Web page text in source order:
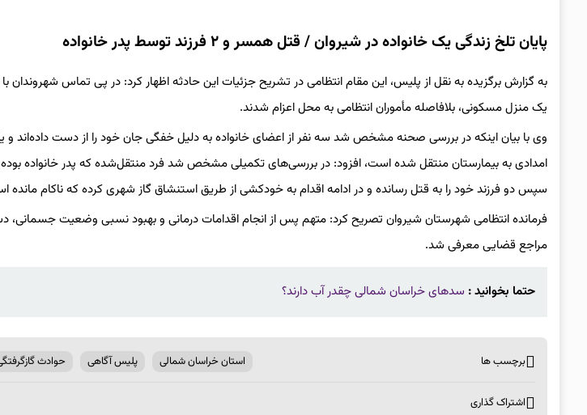
پایان تلخ زندگی یک خانواده در شیروان / قتل همسر و ۲ فرزند توسط پدر خانواده
یک منزل مسکونی، بلافاصله مأموران انتظامی به محل اعزام شدند.
وی با بیان اینکه در بررسی صحنه مشخص شد سه نفر از اعضای خانواده به دلیل خفگی جان خود را از دست داده‌اند
امدادی به بیمارستان منتقل شده است، افزود: در بررسی‌های تکمیلی مشخص شد فرد منتقل‌شده که پدر خانواده بوده،
سپس دو فرزند خود را به قتل رسانده و در ادامه اقدام به خودکشی از طریق استنشاق گاز شهری کرده که ناکام مانده
فرمانده انتظامی شهرستان شیروان تصریح کرد: متهم پس از انجام اقدامات درمانی و بهبود نسبی وضعیت جسمانی،
مراجع قضایی معرفی شد.
حتما بخوانید : سدهای خراسان شمالی چقدر آب دارند؟
برچسب ها استان خراسان شمالی پلیس آگاهی حوادث
اشتراک گذاری